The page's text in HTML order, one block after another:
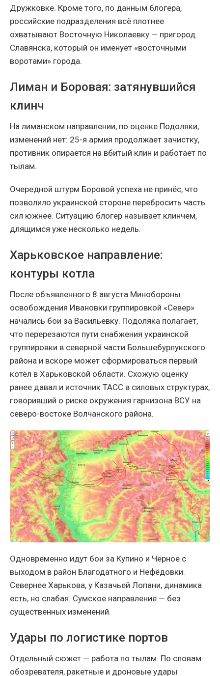
Дружковке. Кроме того, по данным блогера,
российские подразделения всё плотнее
охватывают Восточную Николаевку — пригород
Славянска, который он именует «восточными
воротами» города.
Лиман и Боровая: затянувшийся
клинч
На лиманском направлении, по оценке Подоляки,
изменений нет: 25-я армия продолжает зачистку,
противник опирается на вбитый клин и работает по
тылам.
Очередной штурм Боровой успеха не принёс, что
позволило украинской стороне перебросить часть
сил южнее. Ситуацию блогер называет клинчем,
длящимся уже несколько недель.
Харьковское направление:
контуры котла
После объявленного 8 августа Минобороны
освобождения Ивановки группировкой «Север»
начались бои за Васильевку. Подоляка полагает,
что перерезаются пути снабжения украинской
группировки в северной части Большебурлукского
района и вскоре может сформироваться первый
котёл в Харьковской области. Схожую оценку
ранее давал и источник ТАСС в силовых структурах,
говоривший о риске окружения гарнизона ВСУ на
северо-востоке Волчанского района.
Одновременно идут бои за Купино и Чёрное с
выходом в район Благодатного и Нефёдовки.
Севернее Харькова, у Казачьей Лопани, динамика
есть, но слабая. Сумское направление — без
существенных изменений.
Удары по логистике портов
Отдельный сюжет — работа по тылам. По словам
обозревателя, ракетные и дроновые удары